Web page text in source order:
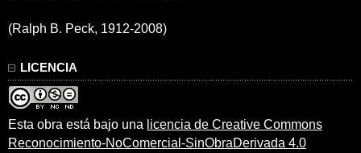
(Ralph B. Peck, 1912-2008)
LICENCIA
Esta obra está bajo una licencia de Creative Commons
Reconocimiento-NoComercial-SinObraDerivada 4.0